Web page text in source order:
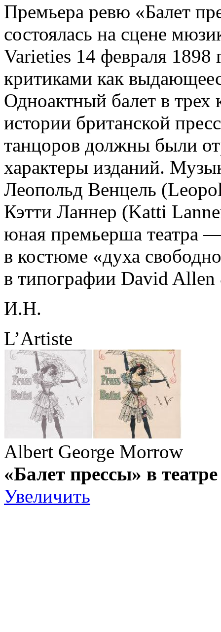
Премьера ревю «Балет
состоялась на сцене
Varieties 14 февраля
критиками как
Одноактный балет в
истории британской
танцоров должны были
характеры изданий.
Леопольд Венцель
Кэтти Ланнер (Katti
юная премьерша театра
в костюме «духа
в типографии David
И.Н.
L’Artiste
Albert George Morrow
«Балет прессы» в
Увеличить